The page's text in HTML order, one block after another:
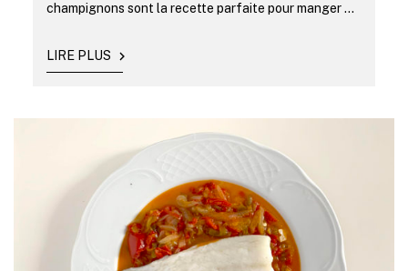
champignons sont la recette parfaite pour manger ...
LIRE PLUS